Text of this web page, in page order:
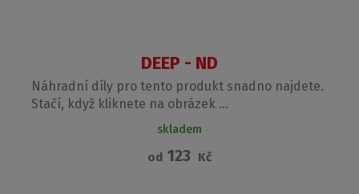
DEEP - ND
Náhradní díly pro tento produkt snadno najdete.
Stačí, když kliknete na obrázek ...
skladem
od 123 Kč